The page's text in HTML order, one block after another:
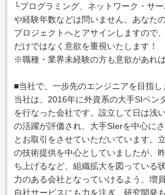
└プログラミング、ネットワーク・サ
や経験年数などは問いません。あなた
プロジェクトへとアサインしますので
だけではなく意欲を重視いたします！
※職種・業界未経験の方も意欲があれ
■当社で、一歩先のエンジニアを目指し
当社は、2016年に外資系の大手SIベン
を行なった会社です。設立して日は浅
の活躍が評価され、大手SIerを中心に
とお取引をさせていただいています。
の技術提供を中心としていましたが、
ち上げるなど、組織拡大を図っている
力のある会社となっていけるよう、増
自社サービスにも力を注ぎ、研究開発